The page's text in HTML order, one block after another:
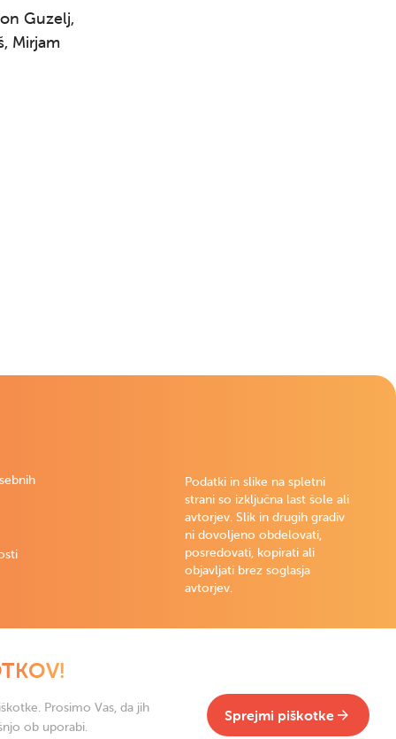
Guzelj,
Mirjam
Podatki in slike na spletni
strani so izključna last šole ali
avtorjev. Slik in drugih gradiv
ni dovoljeno obdelovati,
posredovati, kopirati ali
objavljati brez soglasja
avtorjev.
Prosimo Vas, da jih
ob uporabi.
Sprejmi piškotke